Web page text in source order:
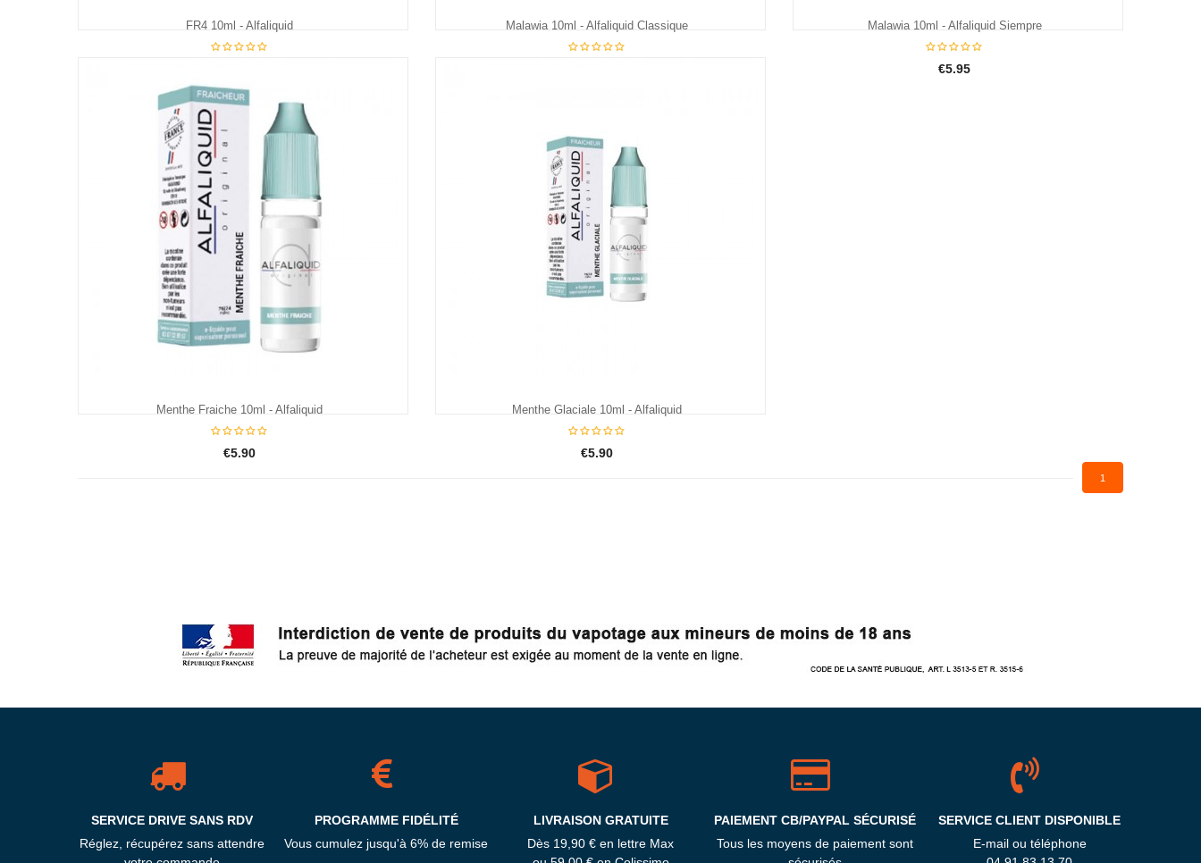
FR4 10ml - Alfaliquid Malawia 10ml - Alfaliquid Classique Malawia 10ml - Alfaliquid Siempre
€5.95
Menthe Fraiche 10ml - Alfaliquid
€5.90
Menthe Glaciale 10ml - Alfaliquid
€5.90
1
SERVICE DRIVE SANS RDV
Réglez, récupérez sans attendre
PROGRAMME FIDÉLITÉ
Vous cumulez jusqu'à 6% de remise
LIVRAISON GRATUITE
Dès 19,90 € en lettre Max
PAIEMENT CB/PAYPAL SÉCURISÉ
Tous les moyens de paiement sont
SERVICE CLIENT DISPONIBLE
E-mail ou téléphone